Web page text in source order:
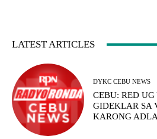
LATEST ARTICLES
DYKC CEBU NEWS
CEBU: RED
GIDEKLAR SA
KARONG